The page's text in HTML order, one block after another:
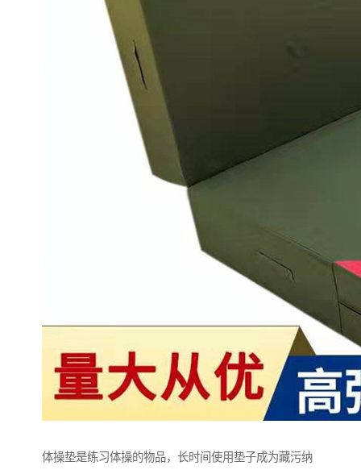
体操垫是练习体操的物品，长时间使用垫子成为藏污纳